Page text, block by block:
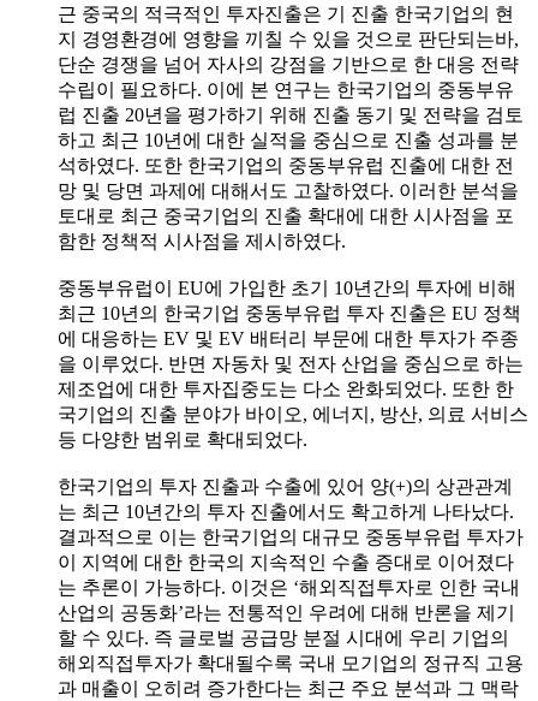
근 중국의 적극적인 투자진출은 기 진출 한국기업의 현
지 경영환경에 영향을 끼칠 수 있을 것으로 판단되는바,
단순 경쟁을 넘어 자사의 강점을 기반으로 한 대응 전략
수립이 필요하다. 이에 본 연구는 한국기업의 중동부유
럽 진출 20년을 평가하기 위해 진출 동기 및 전략을 검토
하고 최근 10년에 대한 실적을 중심으로 진출 성과를 분
석하였다. 또한 한국기업의 중동부유럽 진출에 대한 전
망 및 당면 과제에 대해서도 고찰하였다. 이러한 분석을
토대로 최근 중국기업의 진출 확대에 대한 시사점을 포
함한 정책적 시사점을 제시하였다.
중동부유럽이 EU에 가입한 초기 10년간의 투자에 비해
최근 10년의 한국기업 중동부유럽 투자 진출은 EU 정책
에 대응하는 EV 및 EV 배터리 부문에 대한 투자가 주종
을 이루었다. 반면 자동차 및 전자 산업을 중심으로 하는
제조업에 대한 투자집중도는 다소 완화되었다. 또한 한
국기업의 진출 분야가 바이오, 에너지, 방산, 의료 서비스
등 다양한 범위로 확대되었다.
한국기업의 투자 진출과 수출에 있어 양(+)의 상관관계
는 최근 10년간의 투자 진출에서도 확고하게 나타났다.
결과적으로 이는 한국기업의 대규모 중동부유럽 투자가
이 지역에 대한 한국의 지속적인 수출 증대로 이어졌다
는 추론이 가능하다. 이것은 ‘해외직접투자로 인한 국내
산업의 공동화’라는 전통적인 우려에 대해 반론을 제기
할 수 있다. 즉 글로벌 공급망 분절 시대에 우리 기업의
해외직접투자가 확대될수록 국내 모기업의 정규직 고용
과 매출이 오히려 증가한다는 최근 주요 분석과 그 맥락